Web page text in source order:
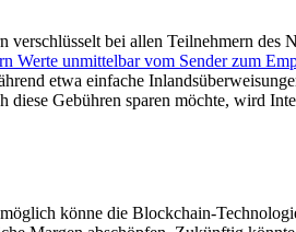
bei allen Teilnehmern des
Werte unmittelbar vom Sender zum
etwa einfache
Gebühren sparen möchte, wird
könne die Blockchain-